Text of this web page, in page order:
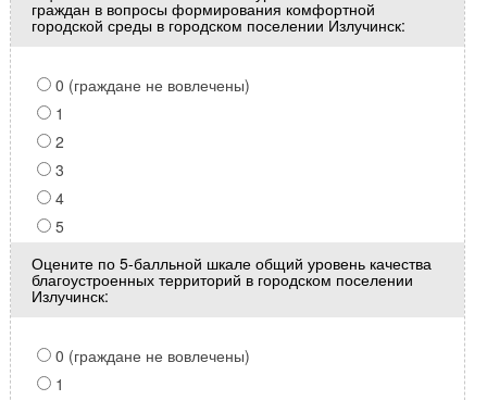
граждан в вопросы формирования комфортной
городской среды в городском поселении Излучинск:
0 (граждане не вовлечены)
1
2
3
4
5
Оцените по 5-балльной шкале общий уровень качества
благоустроенных территорий в городском поселении
Излучинск:
0 (граждане не вовлечены)
1